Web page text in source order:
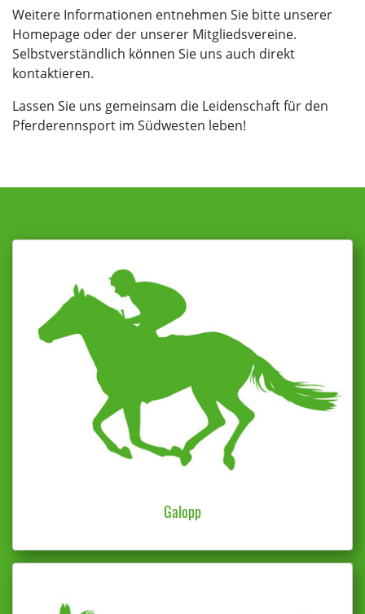
Weitere Informationen entnehmen Sie bitte unserer
Homepage oder der unserer Mitgliedsvereine.
Selbstverständlich können Sie uns auch direkt
kontaktieren.
Lassen Sie uns gemeinsam die Leidenschaft für den
Pferderennsport im Südwesten leben!
Galopp